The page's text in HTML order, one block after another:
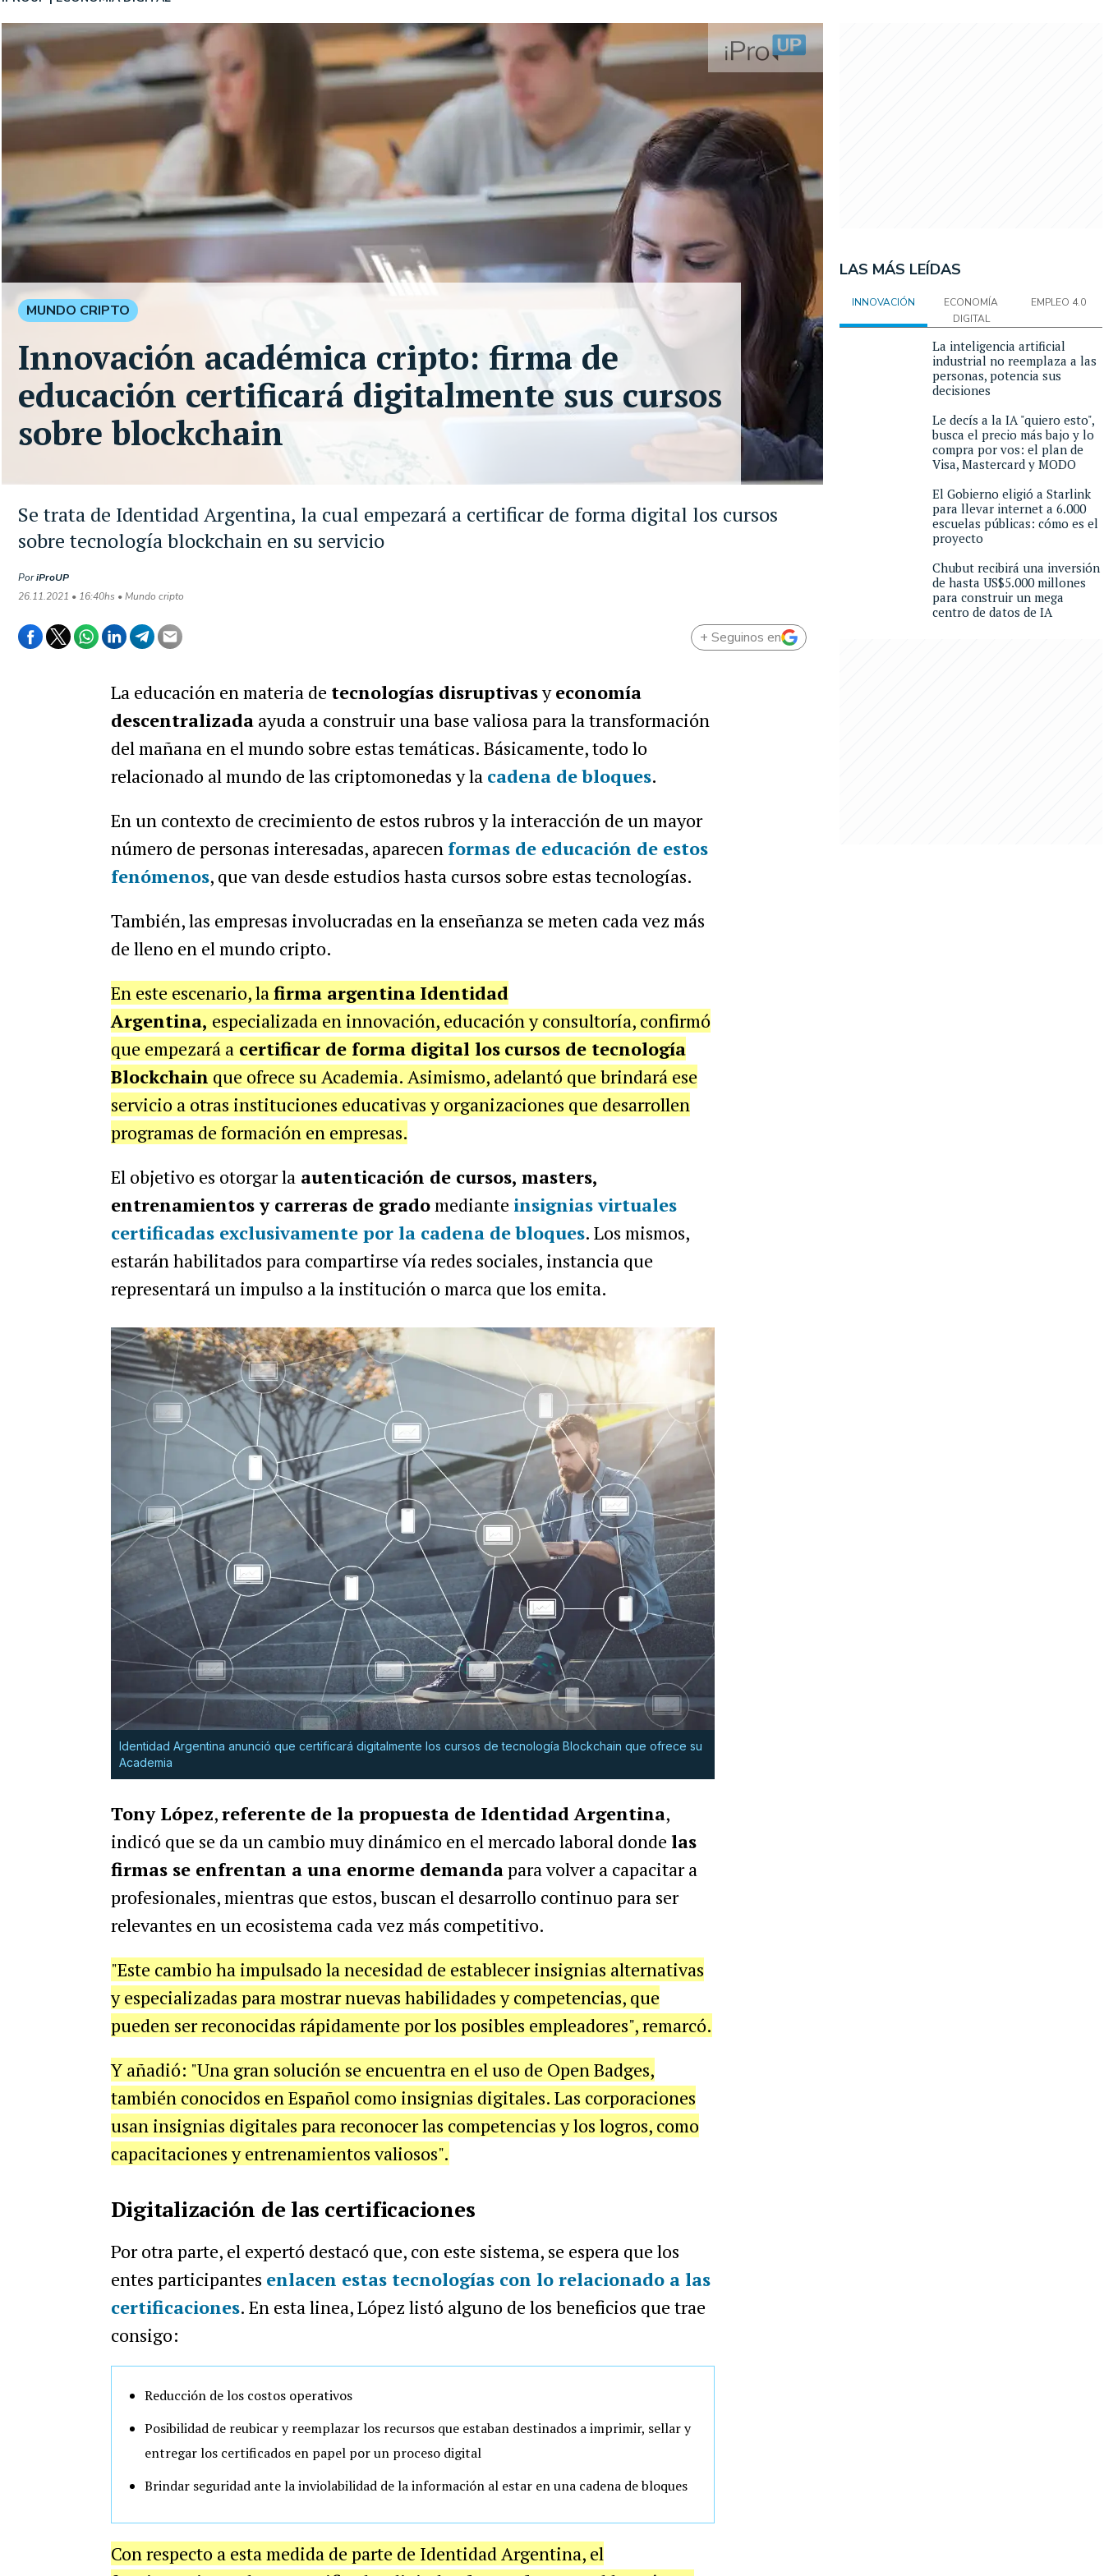
Se trata de Identidad Argentina, la cual empezará a certificar de forma digital los cursos
sobre tecnología blockchain en su servicio
PoriProUP
26.11.2021 • 16:40hs • Mundo cripto
MUNDO CRIPTO
Innovación académica cripto: firma de
educación certificará digitalmente sus cursos
sobre blockchain
+ Seguinos en
La educación en materia de tecnologías disruptivasyeconomía
descentralizadaayuda a construir una base valiosa para la transformación
del mañana en el mundo sobre estas temáticas. Básicamente, todo lo
relacionado al mundo de las criptomonedas y la cadena de bloques.
En un contexto de crecimiento de estos rubros y la interacción de un mayor
número de personas interesadas, aparecen formas de educación de estos
fenómenos, que van desde estudios hasta cursos sobre estas tecnologías.
También, las empresas involucradas en la enseñanza se meten cada vez más
de lleno en el mundo cripto.
En este escenario, lafirma argentina Identidad
Argentina, especializada en innovación, educación y consultoría, confirmó
que empezará acertificar de forma digital los cursos de tecnología
Blockchain que ofrece su Academia. Asimismo, adelantó que brindará ese
servicio a otras instituciones educativas y organizaciones que desarrollen
programas de formación en empresas.
El objetivo es otorgar laautenticación de cursos, masters,
entrenamientos y carreras de gradomediante insignias virtuales
certificadas exclusivamente por la cadena de bloques. Los mismos,
estarán habilitados para compartirse vía redes sociales, instancia que
representará un impulso a la institución o marca que los emita.
Identidad Argentina anunció que certificará digitalmente los cursos de tecnología Blockchain que ofrece su
Academia
Tony López,referente de la propuesta de Identidad Argentina,
indicó que se da un cambio muy dinámico en el mercado laboral donde las
firmas se enfrentan a una enorme demandapara volver a capacitar a
profesionales, mientras que estos, buscan el desarrollo continuo para ser
relevantes en un ecosistema cada vez más competitivo.
"Este cambio ha impulsado la necesidad de establecer insignias alternativas
y especializadas para mostrar nuevas habilidades y competencias, que
pueden ser reconocidas rápidamente por los posibles empleadores", remarcó.
Y añadió: "Una gran solución se encuentra en el uso de Open Badges,
también conocidos en Español como insignias digitales. Las corporaciones
usan insignias digitales para reconocer las competencias y los logros, como
capacitaciones y entrenamientos valiosos".
Digitalización de las certificaciones
Por otra parte, el expertó destacó que, con este sistema, se espera que los
entes participantes enlacen estas tecnologías con lo relacionado a las
certificaciones. En esta linea, López listó alguno de los beneficios que trae
consigo:
Reducción de los costos operativos
Posibilidad de reubicar y reemplazar los recursos que estaban destinados a imprimir, sellar y
entregar los certificados en papel por un proceso digital
Brindar seguridad ante la inviolabilidad de la información al estar en una cadena de bloques
Con respecto a esta medida de parte de Identidad Argentina, el
LAS MÁS LEÍDAS
INNOVACIÓN
ECONOMÍA
DIGITAL
EMPLEO 4.0
La inteligencia artificial
industrial no reemplaza a las
personas, potencia sus
decisiones
Le decís a la IA "quiero esto",
busca el precio más bajo y lo
compra por vos: el plan de
Visa, Mastercard y MODO
El Gobierno eligió a Starlink
para llevar internet a 6.000
escuelas públicas: cómo es el
proyecto
Chubut recibirá una inversión
de hasta US$5.000 millones
para construir un mega
centro de datos de IA